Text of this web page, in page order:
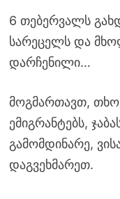
6 თებერვალს
სარეცელს და
დარჩენილი…
მოგმართავთ,
ემიგრანტებს,
გამომდინარე,
დაგვეხმარეთ.